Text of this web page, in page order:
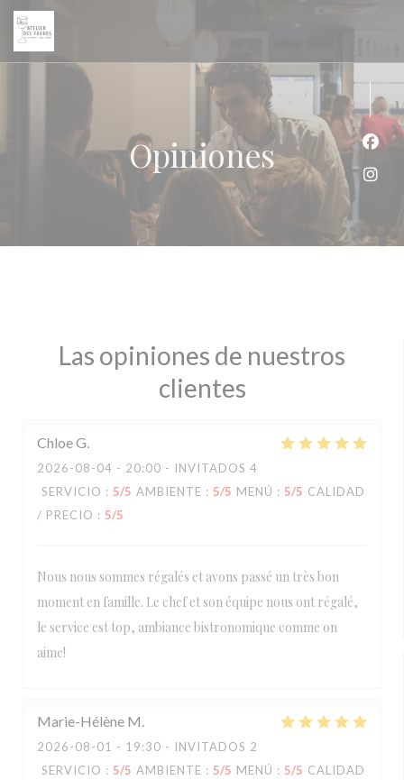
Personalización de sus opciones de cookies
Opiniones
Las opiniones de nuestros
clientes
ChloeG
2026-08-04 - 20:00 - INVITADOS 4
SERVICIO : 5/5 AMBIENTE : 5/5 MENÚ : 5/5 CALIDAD
/ PRECIO : 5/5
Nous nous sommes régalés et avons passé un très bon
moment en famille. Le chef et son équipe nous ont régalé,
le service est top, ambiance bistronomique comme on
aime!
Marie-Hélène M
2026-08-01 - 19:30 - INVITADOS 2
SERVICIO : 5/5 AMBIENTE : 5/5 MENÚ : 5/5 CALIDAD